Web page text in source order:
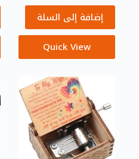
إضافة إلى السلة
Quick View